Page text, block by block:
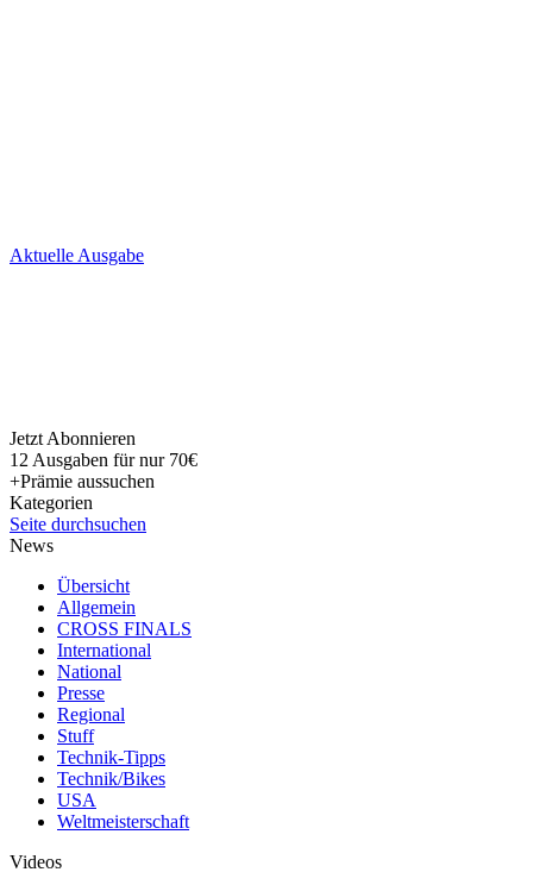
Skip
Aktuelle Ausgabe
Jetzt Abonnieren
12 Ausgaben für nur 70€
+Prämie aussuchen
Kategorien
Seite durchsuchen
News
Übersicht
Allgemein
CROSS FINALS
International
National
Presse
Regional
Stuff
Technik-Tipps
Technik/Bikes
USA
Weltmeisterschaft
Videos